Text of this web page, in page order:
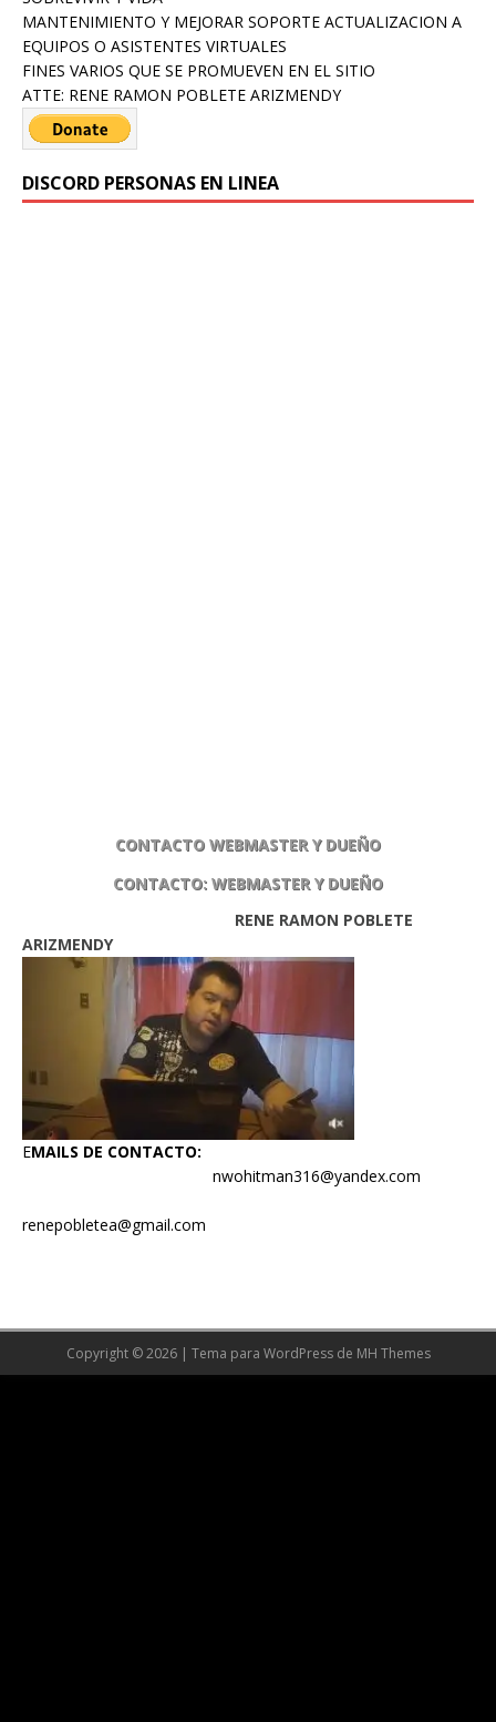
MANTENIMIENTO Y MEJORAR SOPORTE ACTUALIZACION A
EQUIPOS O ASISTENTES VIRTUALES
FINES VARIOS QUE SE PROMUEVEN EN EL SITIO
ATTE: RENE RAMON POBLETE ARIZMENDY
DISCORD PERSONAS EN LINEA
CONTACTO WEBMASTER Y DUEÑO
CONTACTO: WEBMASTER Y DUEÑO
RENE RAMON POBLETE
ARIZMENDY
EMAILS DE CONTACTO:
nwohitman316@yandex.com
renepobletea@gmail.com
Copyright © 2026 | Tema para WordPress de MH Themes